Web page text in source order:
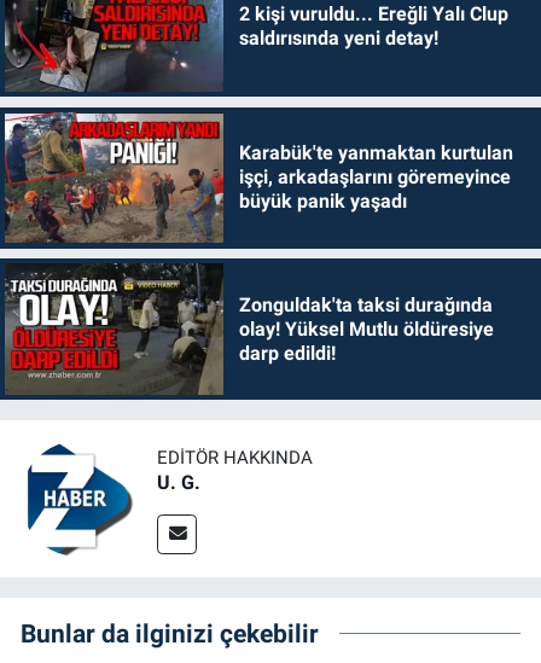
2 kişi vuruldu... Ereğli Yalı Clup
saldırısında yeni detay!
Karabük'te yanmaktan kurtulan
işçi, arkadaşlarını göremeyince
büyük panik yaşadı
Zonguldak'ta taksi durağında
olay! Yüksel Mutlu öldüresiye
darp edildi!
EDITÖR HAKKINDA
U. G.
Bunlar da ilginizi çekebilir